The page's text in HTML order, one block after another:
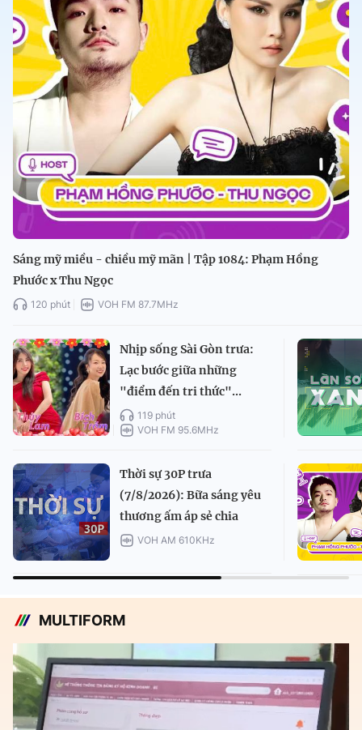
Sáng mỹ miều - chiều mỹ mãn | Tập 1084: Phạm Hồng
Phước x Thu Ngọc
120 phút VOH FM 87.7MHz
Nhịp sống Sài Gòn trưa:
Lạc bước giữa những
"điểm đến tri thức"...
119 phút
VOH FM 95.6MHz
Thời sự 30P trưa
(7/8/2026): Bữa sáng yêu
thương ấm áp sẻ chia
VOH AM 610KHz
MULTIFORM